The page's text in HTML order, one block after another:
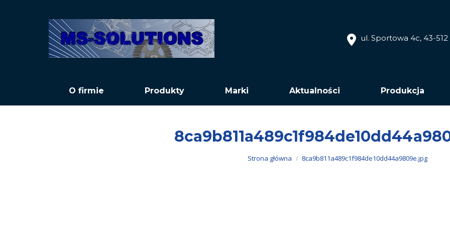
ul. Sportowa 4c, 43-
O firmie Produkty Marki Aktualności Produkcja
Jesteś tutaj:
Strona główna 8ca9b811a489c1f984de10dd44a9809e.jpg